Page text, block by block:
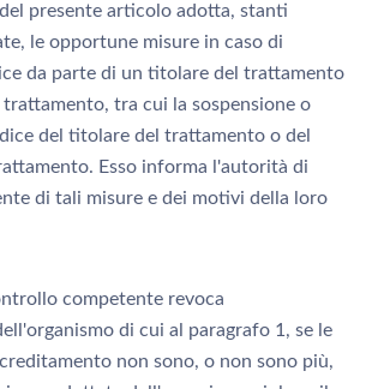
presente articolo adotta, stanti
le opportune misure in caso di
da parte di un titolare del trattamento
tra cui la sospensione o
del titolare del trattamento o del
Esso informa l'autorità di
di tali misure e dei motivi della loro
competente revoca
di cui al paragrafo 1, se le
non sono, o non sono più,